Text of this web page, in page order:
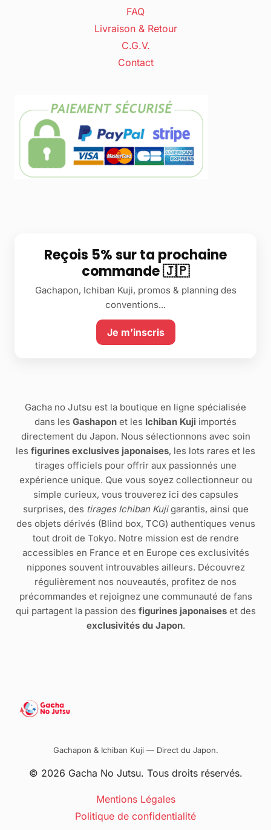
FAQ
Livraison & Retour
C.G.V.
Contact
Reçois 5% sur ta prochaine
commande 🇯🇵
Gachapon, Ichiban Kuji, promos & planning des
conventions...
Je m’inscris
Gacha no Jutsu est la boutique en ligne spécialisée
dans les Gashapon et les Ichiban Kuji importés
directement du Japon. Nous sélectionnons avec soin
les figurines exclusives japonaises, les lots rares et les
tirages officiels pour offrir aux passionnés une
expérience unique. Que vous soyez collectionneur ou
simple curieux, vous trouverez ici des capsules
surprises, des tirages Ichiban Kujigarantis, ainsi que
des objets dérivés (Blind box, TCG) authentiques venus
tout droit de Tokyo. Notre mission est de rendre
accessibles en France et en Europe ces exclusivités
nippones souvent introuvables ailleurs. Découvrez
régulièrement nos nouveautés, profitez de nos
précommandes et rejoignez une communauté de fans
qui partagent la passion des figurines japonaiseset des
exclusivités du Japon.
Gachapon & Ichiban Kuji — Direct du Japon.
© 2026 Gacha No Jutsu. Tous droits réservés.
Mentions Légales
Politique de confidentialité